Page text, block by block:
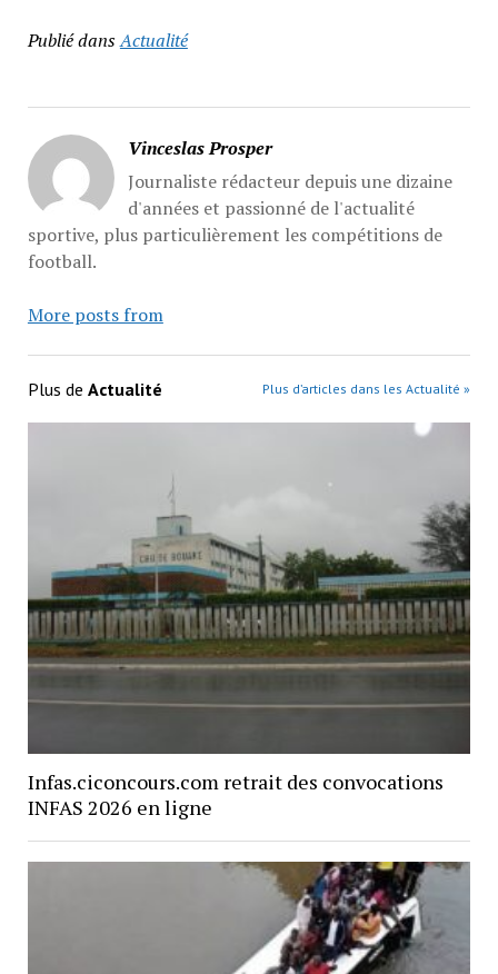
Publié dansActualité
Vinceslas Prosper
Journaliste rédacteur depuis une dizaine
d'années et passionné de l'actualité
sportive, plus particulièrement les compétitions de
football.
More posts from
Plus de Actualité Plus d’articles dans les Actualité »
Infas.ciconcours.com retrait des convocations
INFAS 2026 en ligne